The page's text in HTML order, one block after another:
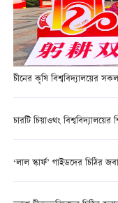
চীনের কৃষি বিশ্ববিদ্যালয়ের
চারটি চিয়াওথং
‘লাল স্কার্ফ’ গাইডদের চিঠির